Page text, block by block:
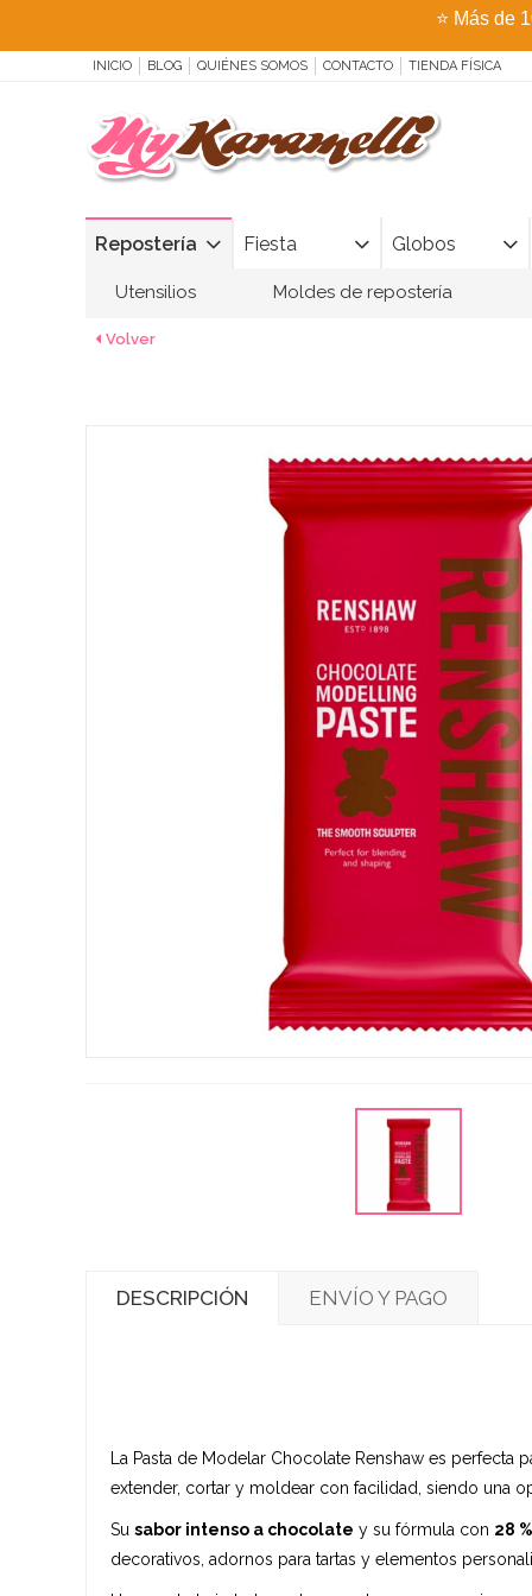
⭐ Más de
INICIO BLOG QUIÉNES SOMOS CONTACTO TIENDA FÍSICA
Repostería Fiesta Globos
Utensilios Moldes de repostería
Volver
DESCRIPCIÓN ENVÍO Y PAGO
La Pasta de Modelar Chocolate Renshaw es
extender, cortar y moldear con facilidad, siendo una
Su sabor intenso a chocolate y su fórmula con 28
decorativos, adornos para tartas y elementos